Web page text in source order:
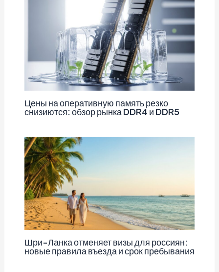
Цены на оперативную память резко
снизиются: обзор рынка DDR4 и DDR5
Шри-Ланка отменяет визы для россиян:
новые правила въезда и срок пребывания